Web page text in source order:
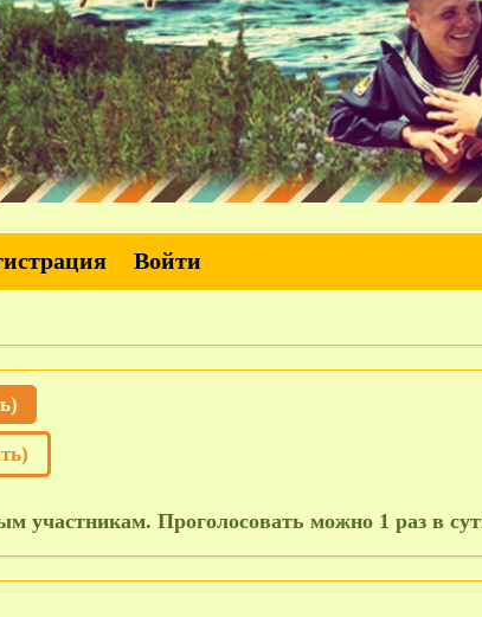
Войти
участникам. Проголосовать можно 1 раз в